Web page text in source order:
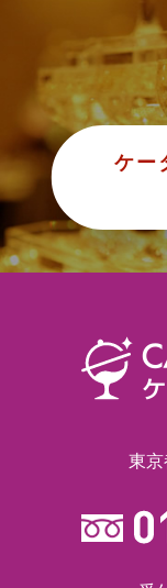
ケー
東